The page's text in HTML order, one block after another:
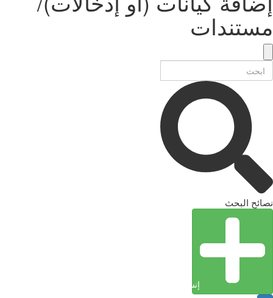
مستندات
نصائح البحث
إنشاء كيان (إدخال)